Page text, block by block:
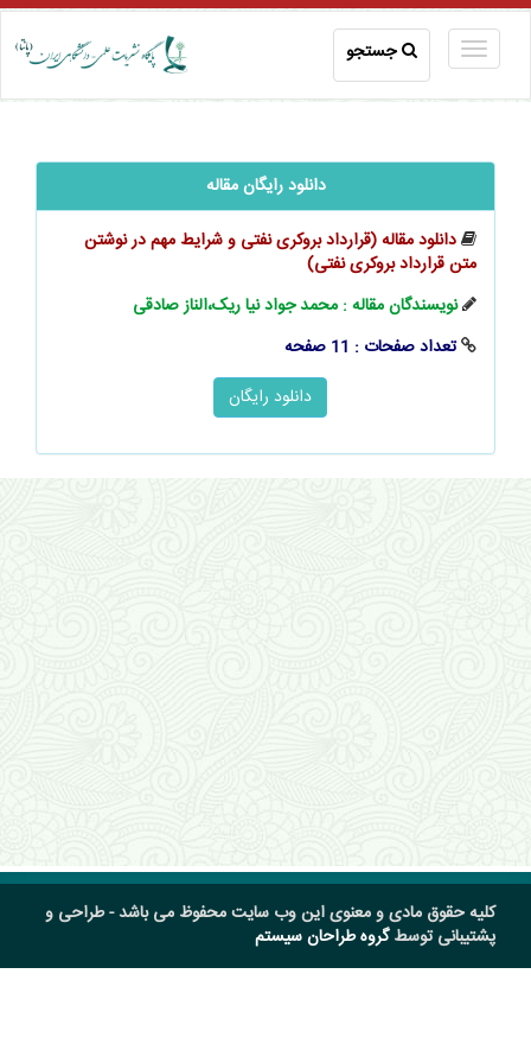
جستجو
دانلود رایگان مقاله
دانلود مقاله (قرارداد بروکری نفتی و شرایط مهم در نوشتن
متن قرارداد بروکری نفتی)
نویسندگان مقاله : محمد جواد نیا ریک،الناز صادقی
تعداد صفحات : 11 صفحه
کلیه حقوق مادی و معنوی این وب سایت محفوظ می باشد - طراحی و
پشتیبانی توسطگروه طراحان سیستم